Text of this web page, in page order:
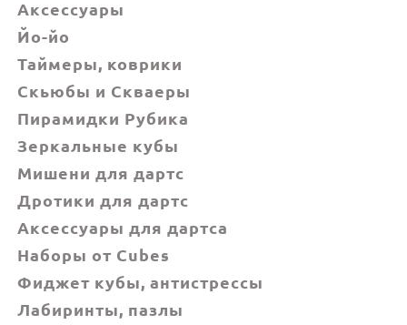
Аксессуары
Йо-йо
Таймеры, коврики
Скьюбы и Скваеры
Пирамидки Рубика
Зеркальные кубы
Мишени для дартс
Дротики для дартс
Аксессуары для дартса
Наборы от Cubes
Фиджет кубы, антистрессы
Лабиринты, пазлы